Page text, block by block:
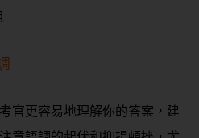
官更容易地理解你的答案，建